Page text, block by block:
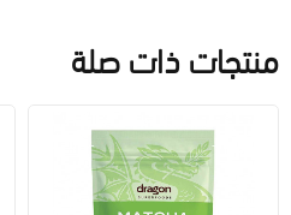
منتجات ذات صلة